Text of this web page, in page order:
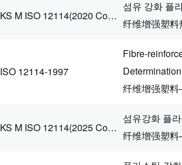
KS M ISO 12114(2020 Confirm)
섬유 강화 플
纤维增强塑
ISO 12114-1997
Fibre-
纤维增强塑
KS M ISO 12114(2025 Confirm)
섬유강화 플
纤维增强塑